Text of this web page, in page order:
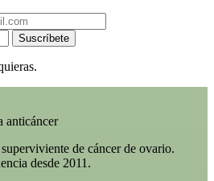
Suscríbete
anticáncer
de cáncer de ovario.
desde 2011.